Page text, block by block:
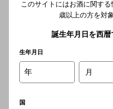
分
[
Ｊ
このサイトにはお酒に関する
歳以上の方を対
誕生年月日を西暦
生年月日
年 月
国